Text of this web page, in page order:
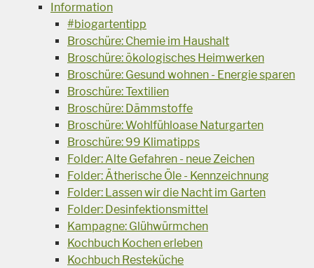
Information
#biogartentipp
Broschüre: Chemie im Haushalt
Broschüre: ökologisches Heimwerken
Broschüre: Gesund wohnen - Energie sparen
Broschüre: Textilien
Broschüre: Dämmstoffe
Broschüre: Wohlfühloase Naturgarten
Broschüre: 99 Klimatipps
Folder: Alte Gefahren - neue Zeichen
Folder: Ätherische Öle - Kennzeichnung
Folder: Lassen wir die Nacht im Garten
Folder: Desinfektionsmittel
Kampagne: Glühwürmchen
Kochbuch Kochen erleben
Kochbuch Resteküche